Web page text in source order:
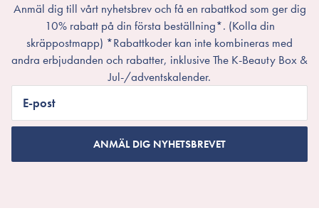
Anmäl dig till vårt nyhetsbrev och få en rabattkod som ger dig
10% rabatt på din första beställning*. (Kolla din
skräppostmapp) *Rabattkoder kan inte kombineras med
andra erbjudanden och rabatter, inklusive The K-Beauty Box &
Jul-/adventskalender.
E-post
ANMÄL DIG NYHETSBREVET